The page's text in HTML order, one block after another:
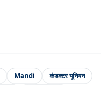
Mandi
कंडक्टर यूनियन